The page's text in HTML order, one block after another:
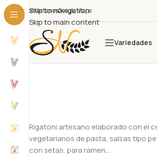
Skip to navigation
Skip to main content
ContáctanosGoogle Maps
Variedades
Rigatoni artesano elaborado con el
vegetarianos de pasta, salsas tipo
con setas, para ramen…